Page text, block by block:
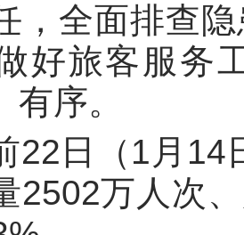
，全面排查
好旅客服务
序。
日（1月14
2502万人次